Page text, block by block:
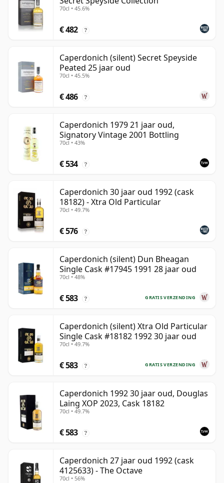
70cl • 45.6%
€ 482 ?
Caperdonich (silent) Secret Speyside
Peated 25 jaar oud
70cl • 45.5%
€ 486 ?
Caperdonich 1979 21 jaar oud,
Signatory Vintage 2001 Bottling
70cl • 43%
€ 534 ?
Caperdonich 30 jaar oud 1992 (cask
18182) - Xtra Old Particular
70cl • 49.7%
€ 576 ?
Caperdonich (silent) Dun Bheagan
Single Cask #17945 1991 28 jaar oud
70cl • 48%
GRATIS VERZENDING
€ 583 ?
Caperdonich (silent) Xtra Old Particular
Single Cask #18182 1992 30 jaar oud
70cl • 49.7%
GRATIS VERZENDING
€ 583 ?
Caperdonich 1992 30 jaar oud, Douglas
Laing XOP 2023, Cask 18182
70cl • 49.7%
€ 583 ?
Caperdonich 27 jaar oud 1992 (cask
4125633) - The Octave
70cl • 56%